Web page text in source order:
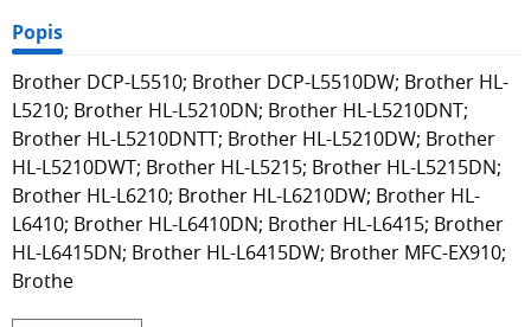
Popis
Brother DCP-L5510; Brother DCP-L5510DW; Brother HL-
L5210; Brother HL-L5210DN; Brother HL-L5210DNT;
Brother HL-L5210DNTT; Brother HL-L5210DW; Brother
HL-L5210DWT; Brother HL-L5215; Brother HL-L5215DN;
Brother HL-L6210; Brother HL-L6210DW; Brother HL-
L6410; Brother HL-L6410DN; Brother HL-L6415; Brother
HL-L6415DN; Brother HL-L6415DW; Brother MFC-EX910;
Brothe